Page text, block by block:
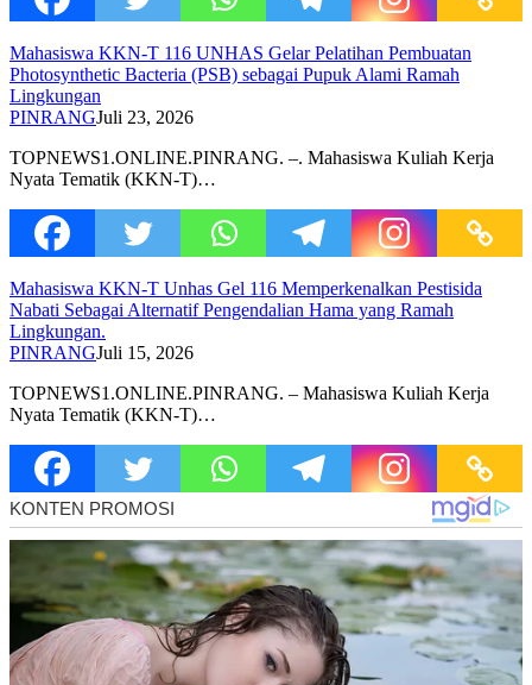
Mahasiswa KKN-T 116 UNHAS Gelar Pelatihan Pembuatan
Photosynthetic Bacteria (PSB) sebagai Pupuk Alami Ramah
Lingkungan
PINRANGJuli 23, 2026
TOPNEWS1.ONLINE.PINRANG. –. Mahasiswa Kuliah Kerja
Nyata Tematik (KKN-T)…
Mahasiswa KKN-T Unhas Gel 116 Memperkenalkan Pestisida
Nabati Sebagai Alternatif Pengendalian Hama yang Ramah
Lingkungan.
PINRANGJuli 15, 2026
TOPNEWS1.ONLINE.PINRANG. – Mahasiswa Kuliah Kerja
Nyata Tematik (KKN-T)…